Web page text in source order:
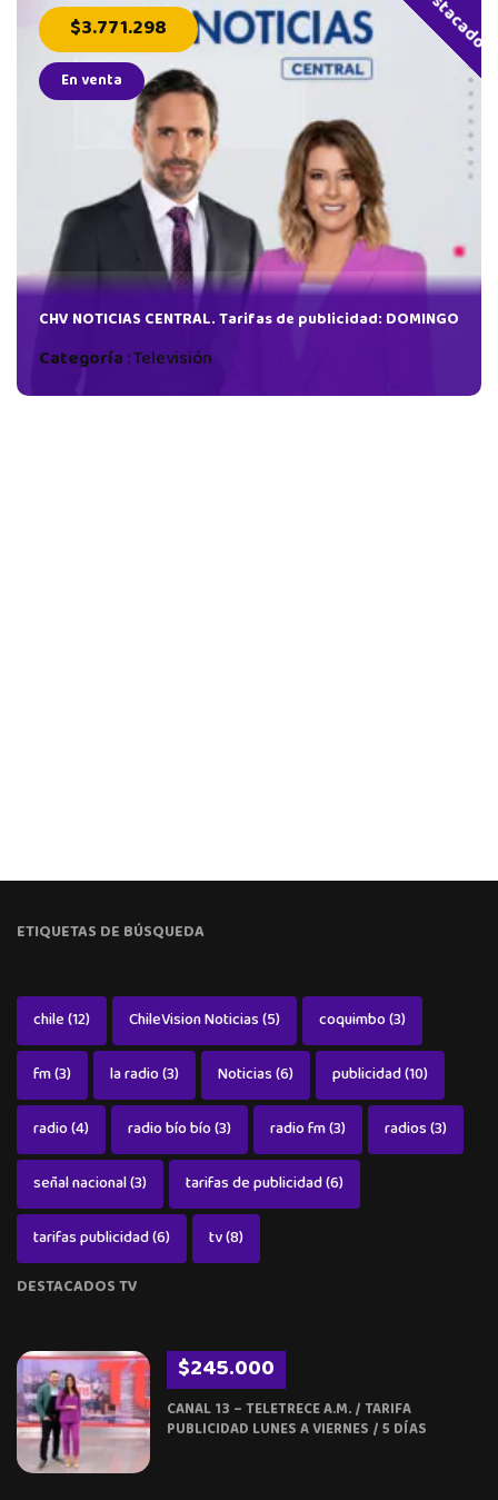
$3.771.298
En venta
CHV NOTICIAS CENTRAL. Tarifas de publicidad: DOMINGO
Categoría:Televisión
ETIQUETAS DE BÚSQUEDA
chile(12) ChileVision Noticias(5) coquimbo(3)
fm(3) la radio(3) Noticias(6) publicidad(10)
radio(4) radio bío bío(3) radio fm(3) radios(3)
señal nacional(3) tarifas de publicidad(6)
tarifas publicidad(6) tv(8)
DESTACADOS TV
$245.000
CANAL 13 – TELETRECE A.M. / TARIFA
PUBLICIDAD LUNES A VIERNES / 5 DÍAS